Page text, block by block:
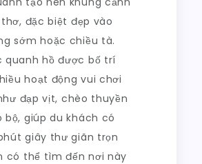
đặc biệt đẹp vào
sớm hoặc chiều tà.
quanh hồ được bố trí
hoạt động vui chơi
đạp vịt, chèo thuyền
bộ, giúp du khách có
giây thư giãn trọn
có thể tìm đến nơi này